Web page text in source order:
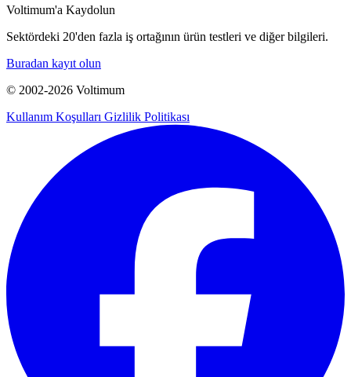
Voltimum'a Kaydolun
Sektördeki 20'den fazla iş ortağının ürün testleri ve diğer bilgileri.
Buradan kayıt olun
© 2002-2026 Voltimum
Kullanım Koşulları Gizlilik Politikası